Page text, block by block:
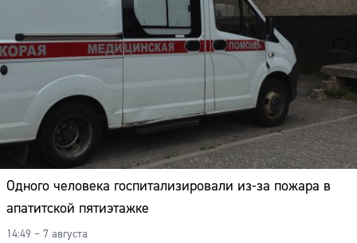
Одного человека госпитализировали из-за пожара в
апатитской пятиэтажке
14:49 – 7 августа